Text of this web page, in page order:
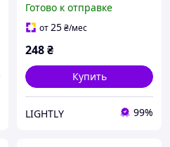
в футляре Мишка
Зеленый n-12343
Готово к отправке
от25₴/мес
248₴
Купить
LIGHTLY 99%